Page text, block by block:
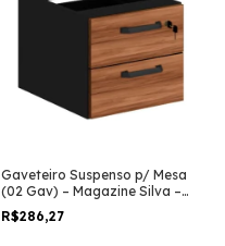
Gaveteiro Suspenso p/ Mesa
(02 Gav) – Magazine Silva –
NOGAL SEVILHA / PRETO –
21420
R$286,27